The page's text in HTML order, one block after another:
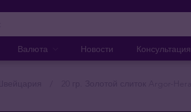
Валюта Новости Консультация